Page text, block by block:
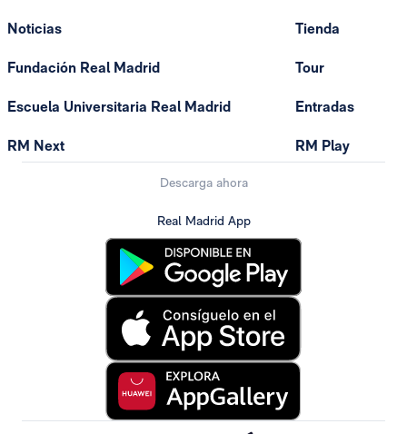
Noticias
Fundación Real Madrid
Escuela Universitaria Real Madrid
RM Next
Tienda
Tour
Entradas
RM Play
Descarga ahora
Real Madrid App